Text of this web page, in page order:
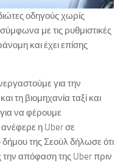
οδηγούς χωρίς
με τις ρυθμιστικές
και έχει επίσης
για την
τη βιομηχανία ταξί και
να φέρουμε
ανέφερε η Uber σε
της Σεούλ δήλωσε ότι
απόφαση της Uber πριν